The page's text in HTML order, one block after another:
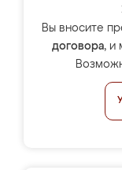
Вы вносите
договора, и